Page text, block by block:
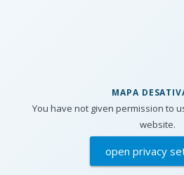
MAPA
You have not given permission to
website.
open privacy